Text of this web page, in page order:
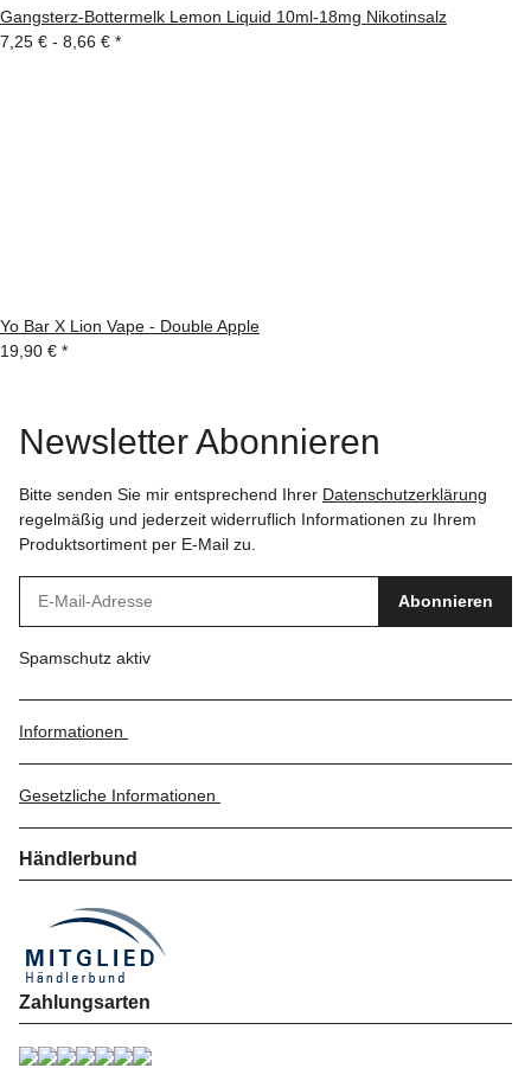
Gangsterz-Bottermelk Lemon Liquid 10ml-18mg Nikotinsalz
7,25 € - 8,66 € *
Yo Bar X Lion Vape - Double Apple
19,90 € *
Newsletter Abonnieren
Bitte senden Sie mir entsprechend Ihrer Datenschutzerklärung
regelmäßig und jederzeit widerruflich Informationen zu Ihrem
Produktsortiment per E-Mail zu.
Abonnieren
Spamschutz aktiv
Informationen
Gesetzliche Informationen
Händlerbund
Zahlungsarten